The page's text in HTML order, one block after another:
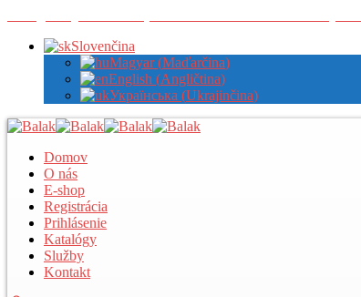
Slovenčina
Magyar (Maďarčina)
English (Angličtina)
Українська (Ukrajinčina)
Domov
O nás
E-shop
Registrácia
Prihlásenie
Katalógy
Služby
Kontakt